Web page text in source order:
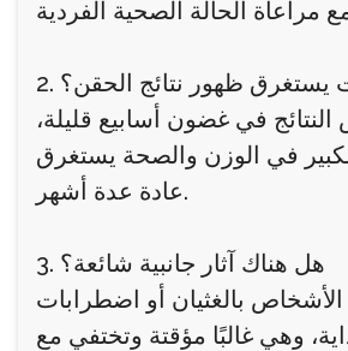
يستغرق ظهور نتائج الحقن؟
في غضون أسابيع قليلة،
في الوزن والصحة يستغرق
عادة عدة أشهر.
3. هل هناك آثار جانبية شائعة؟
بالغثيان أو اضطرابات
وهي غالبًا مؤقتة وتختفي مع